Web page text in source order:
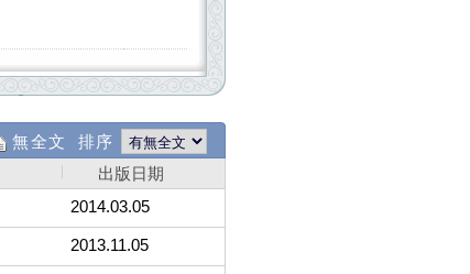
無全文 排序
出版日期
2014.03.05
2013.11.05